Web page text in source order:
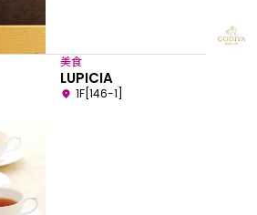
美食
LUPICIA
1F[146-1]